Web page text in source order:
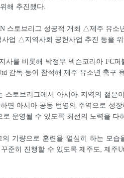
해 추진됐다.
스토브리그 성공적 개최 △제주 유소
업 △지역사회 공헌사업 추진 등을
사를 비롯해 박정무 넥슨코리아 FC퍼
감독 등이 참석해 제주 유소년 축구
스토브리그에서 아시아 지역의 젊은
면 아시아 공동 번영의 주역으로 성장
운영될 수 있도록 최선의 노력을 다
의 기량으로 훈련을 열심히 하는 모습
준히 진행할 수 있도록 제주도, 제주